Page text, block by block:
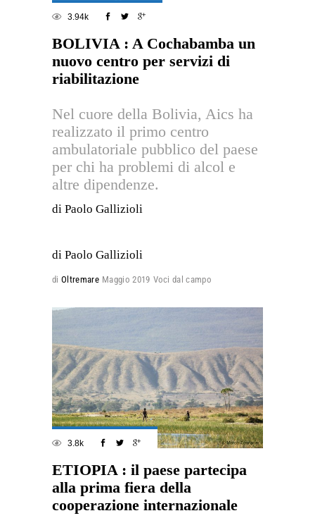
3.94k
BOLIVIA : A Cochabamba un
nuovo centro per servizi di
riabilitazione
Nel cuore della Bolivia, Aics ha
realizzato il primo centro
ambulatoriale pubblico del paese
per chi ha problemi di alcol e
altre dipendenze.
di Paolo Gallizioli
di Paolo Gallizioli
di Oltremare Maggio 2019 Voci dal campo
3.8k
ETIOPIA : il paese partecipa
alla prima fiera della
cooperazione internazionale